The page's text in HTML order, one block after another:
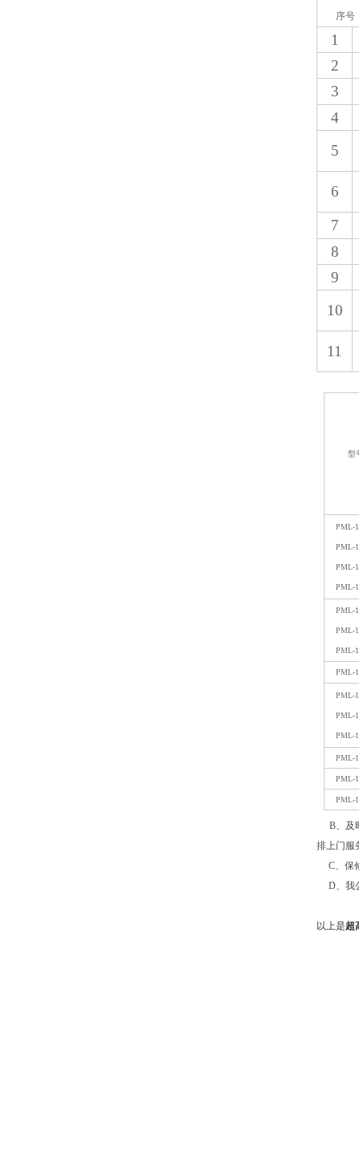
序号
1
2
3
4
5
6
7
8
9
10
11
型
PML-
PML-
PML-
PML-
PML-
PML-
PML-
PML-
PML-
PML-
PML-
PML-
PML-
PML-
B、及
排上门服
C、保
D、我
以上是超